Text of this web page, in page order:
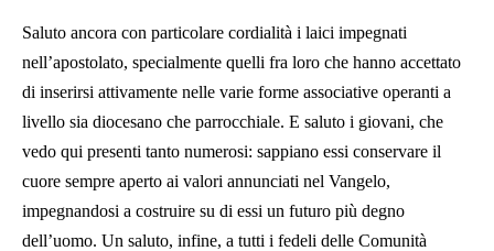
Saluto ancora con particolare cordialità i laici impegnati
nell’apostolato, specialmente quelli fra loro che hanno accettato
di inserirsi attivamente nelle varie forme associative operanti a
livello sia diocesano che parrocchiale. E saluto i giovani, che
vedo qui presenti tanto numerosi: sappiano essi conservare il
cuore sempre aperto ai valori annunciati nel Vangelo,
impegnandosi a costruire su di essi un futuro più degno
dell’uomo. Un saluto, infine, a tutti i fedeli delle Comunità